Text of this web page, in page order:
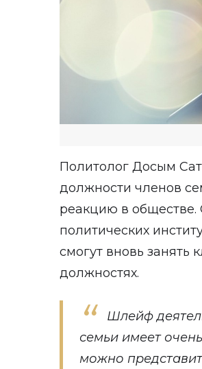
Политолог Досым
должности членов
реакцию в обществе.
политических
смогут вновь занять
должностях.
Шлейф
семьи имеет
можно